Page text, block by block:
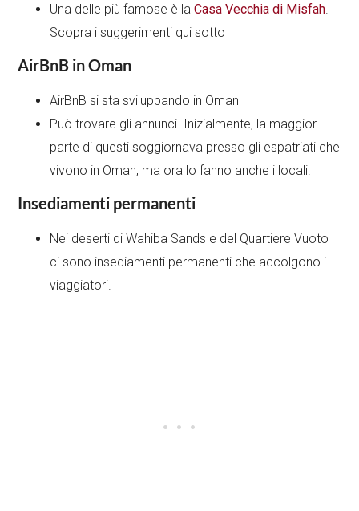
Una delle più famose è laCasa Vecchia di Misfah.
Scopra i suggerimenti qui sotto
AirBnB in Oman
AirBnB si sta sviluppando in Oman
Può trovare gli annunci. Inizialmente, la maggior
parte di questi soggiornava presso gli espatriati che
vivono in Oman, ma ora lo fanno anche i locali.
Insediamenti permanenti
Nei deserti di Wahiba Sands e del Quartiere Vuoto
ci sono insediamenti permanenti che accolgono i
viaggiatori.